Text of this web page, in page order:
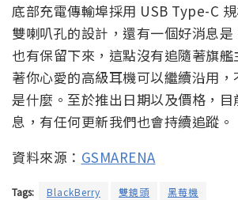
底部充電傳輸埠採用 USB Type-C
雙喇叭孔的設計，還有一個好消息
也有保留下來，這點沒有追隨著旗
著你心愛的高級耳機可以繼續沿用
是什麼。至於推出日期以及價格，目
息，有任何更新我們也會持續追蹤。
資料來源： GSMARENA
Tags: BlackBerry 雙鏡頭 黑莓機